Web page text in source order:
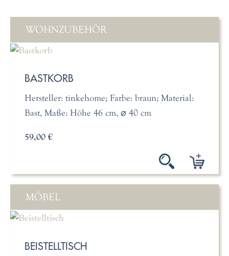
WOHNZUBEHÖR
BASTKORB
Hersteller: tinkehome; Farbe: braun; Material:
Bast, Maße: Höhe 46 cm, ⌀ 40 cm
59,00 €
MÖBEL
BEISTELLTISCH